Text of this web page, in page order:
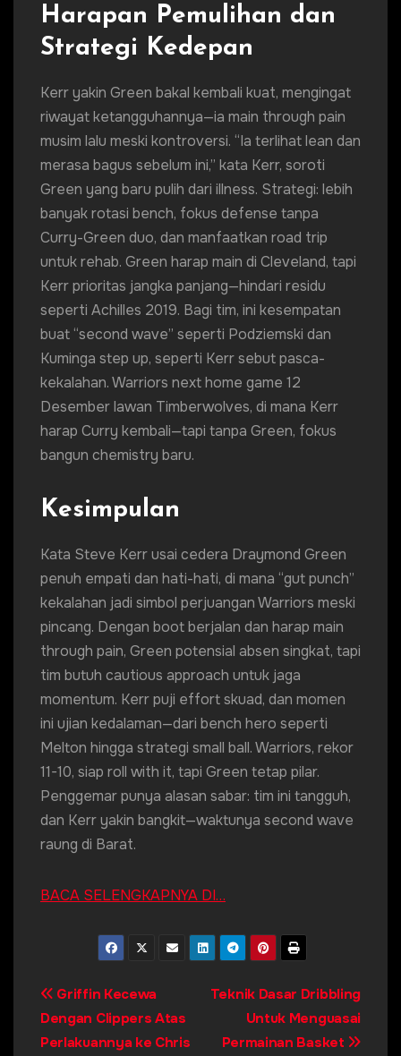
Harapan Pemulihan dan
Strategi Kedepan
Kerr yakin Green bakal kembali kuat, mengingat
riwayat ketangguhannya—ia main through pain
musim lalu meski kontroversi. “Ia terlihat lean dan
merasa bagus sebelum ini,” kata Kerr, soroti
Green yang baru pulih dari illness. Strategi: lebih
banyak rotasi bench, fokus defense tanpa
Curry-Green duo, dan manfaatkan road trip
untuk rehab. Green harap main di Cleveland, tapi
Kerr prioritas jangka panjang—hindari residu
seperti Achilles 2019. Bagi tim, ini kesempatan
buat “second wave” seperti Podziemski dan
Kuminga step up, seperti Kerr sebut pasca-
kekalahan. Warriors next home game 12
Desember lawan Timberwolves, di mana Kerr
harap Curry kembali—tapi tanpa Green, fokus
bangun chemistry baru.
Kesimpulan
Kata Steve Kerr usai cedera Draymond Green
penuh empati dan hati-hati, di mana “gut punch”
kekalahan jadi simbol perjuangan Warriors meski
pincang. Dengan boot berjalan dan harap main
through pain, Green potensial absen singkat, tapi
tim butuh cautious approach untuk jaga
momentum. Kerr puji effort skuad, dan momen
ini ujian kedalaman—dari bench hero seperti
Melton hingga strategi small ball. Warriors, rekor
11-10, siap roll with it, tapi Green tetap pilar.
Penggemar punya alasan sabar: tim ini tangguh,
dan Kerr yakin bangkit—waktunya second wave
raung di Barat.
BACA SELENGKAPNYA DI…
Post
navigation
Teknik Dasar Dribbling
Untuk Menguasai
Permainan Basket
Griffin Kecewa
Dengan Clippers Atas
Perlakuannya ke Chris